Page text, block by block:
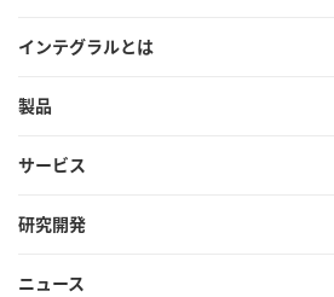
インテグラルとは
製品
サービス
研究開発
ニュース